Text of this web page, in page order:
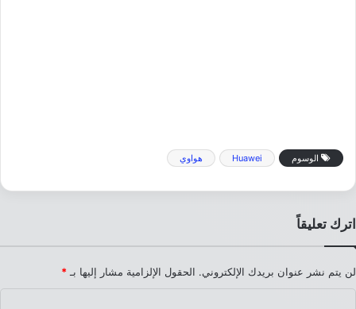
الوسوم Huawei هواوي
اترك تعليقاً
لن يتم نشر عنوان بريدك الإلكتروني. الحقول الإلزامية مشار إليها بـ *